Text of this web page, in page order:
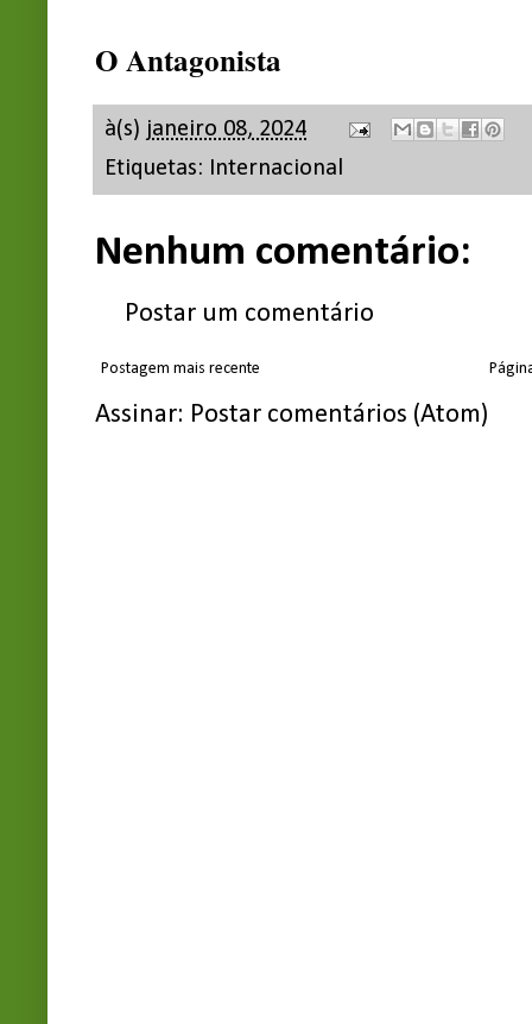
O Antagonista
à(s) janeiro 08, 2024
Etiquetas:
Internacional
Nenhum comentário:
Postar um comentário
Postagem mais recente
Assinar: Postar comentários (Atom)